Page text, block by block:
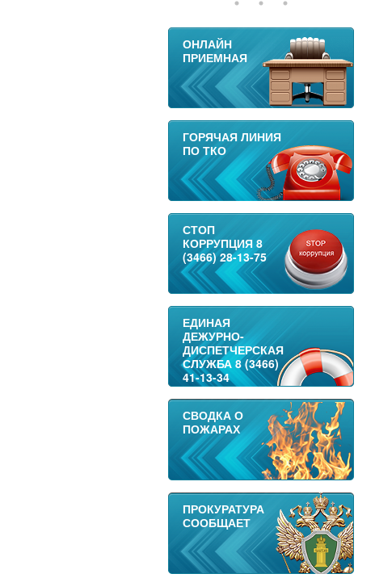
11
ОНЛАЙН
ПРИЕМНАЯ
ГОРЯЧАЯ ЛИНИЯ
ПО ТКО
СТОП
КОРРУПЦИЯ 8
(3466) 28-13-75
ЕДИНАЯ
ДЕЖУРНО-
ДИСПЕТЧЕРСКАЯ
СЛУЖБА 8 (3466)
41-13-34
СВОДКА О
ПОЖАРАХ
ПРОКУРАТУРА
СООБЩАЕТ